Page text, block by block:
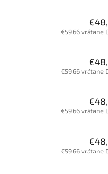
€59,66 vrátane
€59,66 vrátane
€59,66 vrátane
€59,66 vrátane